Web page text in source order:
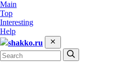
Main
Top
Interesting
Help
shakko.ru